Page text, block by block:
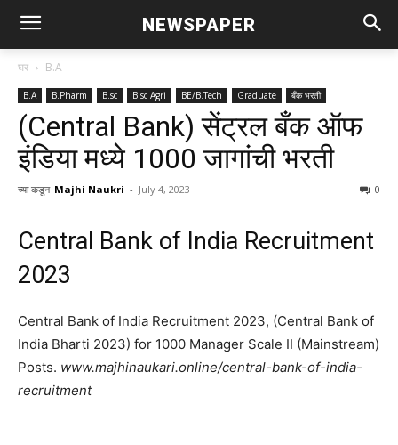
NEWSPAPER
घर B.A
B.A B.Pharm B.sc B.sc Agri BE/B.Tech Graduate बँक भरती
(Central Bank) सेंट्रल बँक ऑफ
इंडिया मध्ये 1000 जागांची भरती
च्या कडून Majhi Naukri - July 4, 2023 0
Central Bank of India Recruitment
2023
Central Bank of India Recruitment 2023, (Central Bank of
India Bharti 2023) for 1000 Manager Scale II (Mainstream)
Posts. www.majhinaukari.online/central-bank-of-india-
recruitment‎